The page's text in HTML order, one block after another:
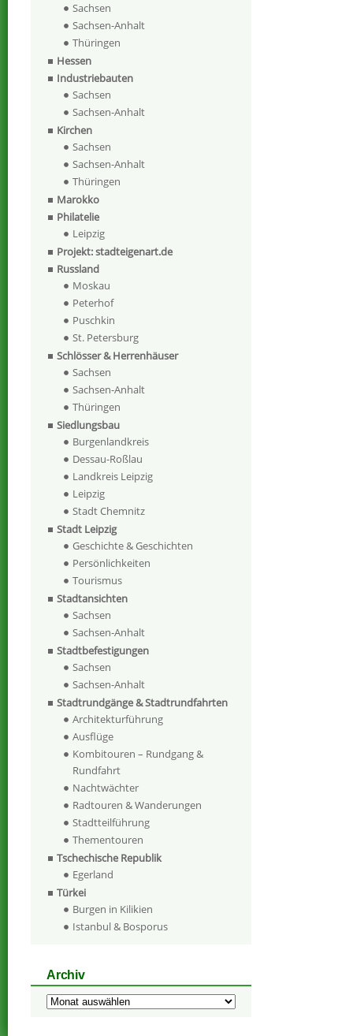
Sachsen
Sachsen-Anhalt
Thüringen
Hessen
Industriebauten
Sachsen
Sachsen-Anhalt
Kirchen
Sachsen
Sachsen-Anhalt
Thüringen
Marokko
Philatelie
Leipzig
Projekt: stadteigenart.de
Russland
Moskau
Peterhof
Puschkin
St. Petersburg
Schlösser & Herrenhäuser
Sachsen
Sachsen-Anhalt
Thüringen
Siedlungsbau
Burgenlandkreis
Dessau-Roßlau
Landkreis Leipzig
Leipzig
Stadt Chemnitz
Stadt Leipzig
Geschichte & Geschichten
Persönlichkeiten
Tourismus
Stadtansichten
Sachsen
Sachsen-Anhalt
Stadtbefestigungen
Sachsen
Sachsen-Anhalt
Stadtrundgänge & Stadtrundfahrten
Architekturführung
Ausflüge
Kombitouren – Rundgang &
Rundfahrt
Nachtwächter
Radtouren & Wanderungen
Stadtteilführung
Thementouren
Tschechische Republik
Egerland
Türkei
Burgen in Kilikien
Istanbul & Bosporus
Archiv
Archiv